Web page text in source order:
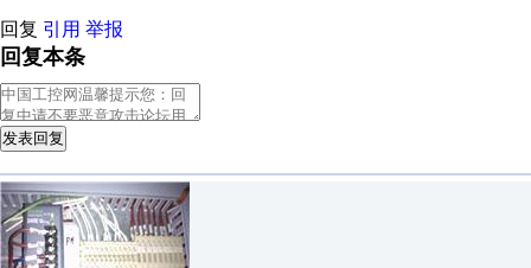
回复 引用 举报
回复本条
发表回复